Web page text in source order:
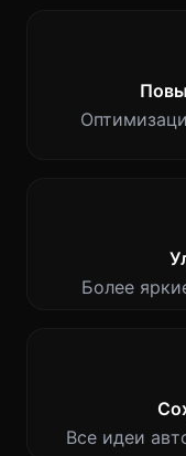
Более
Все идеи